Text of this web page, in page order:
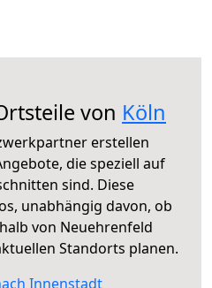
von Köln
erstellen
die speziell auf
sind. Diese
unabhängig davon, ob
von Neuehrenfeld
Standorts planen.
Innenstadt